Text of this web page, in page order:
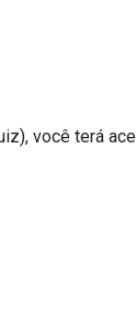
você terá